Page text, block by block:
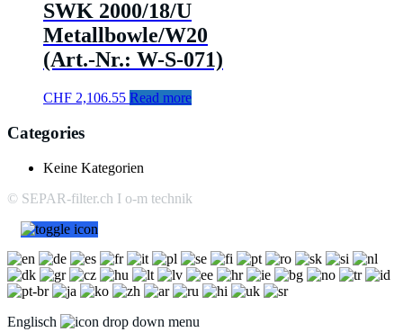
SWK 2000/18/U
Metallbowle/W20
(Art.-Nr.: W-S-071)
CHF 2,106.55 Read more
Categories
Keine Kategorien
© SEPAR-filter.ch I o-m technik
Englisch